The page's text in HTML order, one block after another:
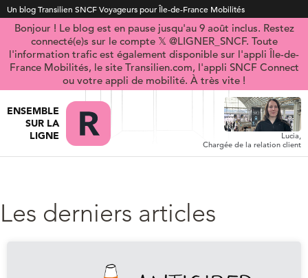
Un blog Transilien SNCF Voyageurs pour Île-de-France Mobilités
Bonjour ! Le blog est en pause jusqu'au 9 août inclus. Restez
connecté(e)s sur le compte 𝕏 @LIGNER_SNCF. Toute
l'information trafic est également disponible sur l'appli Île-de-
France Mobilités, le site Transilien.com, l'appli SNCF Connect
ou votre appli de mobilité. À très vite !
ENSEMBLE
SUR LA
LIGNE
Lucia,
Chargée de la relation client
Les derniers articles